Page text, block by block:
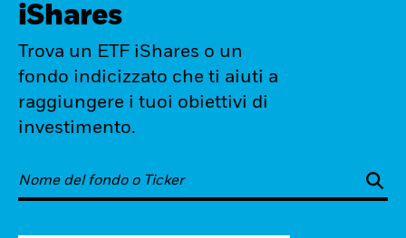
iShares
Trova un ETF iShares o un
fondo indicizzato che ti aiuti a
raggiungere i tuoi obiettivi di
investimento.